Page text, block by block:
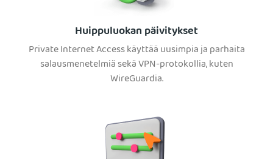
Huippuluokan päivitykset
Private Internet Access käyttää uusimpia ja parhaita
salausmenetelmiä sekä VPN-protokollia, kuten
WireGuardia.